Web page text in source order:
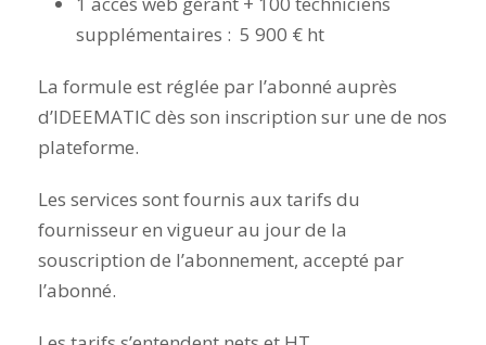
supplémentaires : 5 900 € ht
La formule est réglée par l’abonné auprès
d’IDEEMATIC dès son inscription sur une de nos
plateforme.
Les services sont fournis aux tarifs du
fournisseur en vigueur au jour de la
souscription de l’abonnement, accepté par
l’abonné.